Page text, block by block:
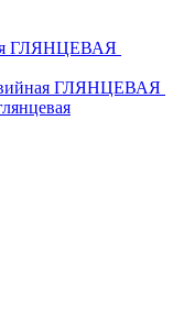
ГЛЯНЦЕВАЯ
ГЛЯНЦЕВАЯ